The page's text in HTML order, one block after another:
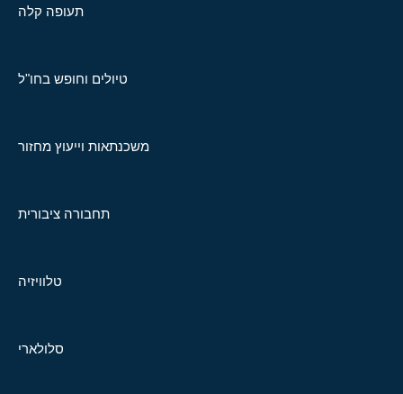
תעופה קלה
טיולים וחופש בחו"ל
משכנתאות וייעוץ מחזור
תחבורה ציבורית
טלוויזיה
סלולארי